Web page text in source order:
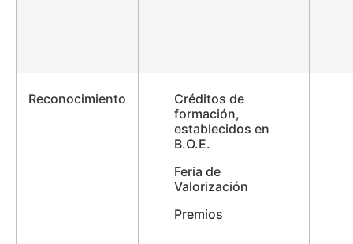
Reconocimiento
Créditos de
formación,
establecidos en
B.O.E.
Feria de
Valorización
Premios